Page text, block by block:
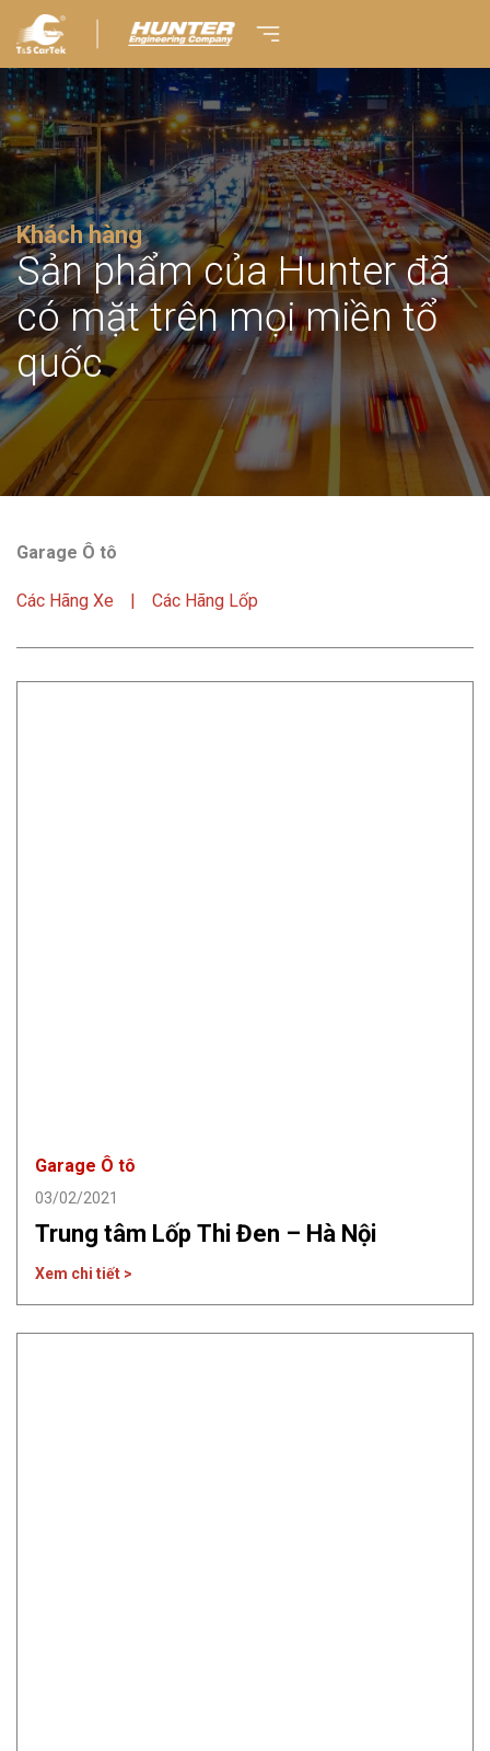
Khách hàng
Sản phẩm của Hunter đã
có mặt trên mọi miền tổ
quốc
Garage Ô tô
Các Hãng Xe Các Hãng Lốp
Garage Ô tô
03/02/2021
Trung tâm Lốp Thi Đen – Hà Nội
Xem chi tiết >